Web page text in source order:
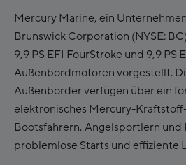
Mercury Marine, ein
Brunswick Corporation (NYSE:
9,9 PS EFI FourStroke und 9,9 PS
Außenbordmotoren vorgestellt.
Außenborder verfügen über ein
elektronisches Mercury-
Bootsfahrern, Angelsportlern und
problemlose Starts und effiziente